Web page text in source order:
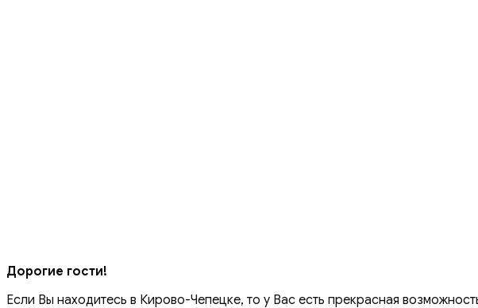
Дорогие гости!
Если Вы находитесь в Кирово-Чепецке, то у Вас есть прекрасная